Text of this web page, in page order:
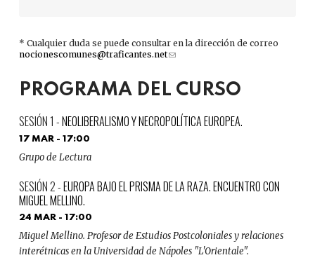
* Cualquier duda se puede consultar en la dirección de correo
nocionescomunes@traficantes.net(link
mail)
PROGRAMA DEL CURSO
NEOLIBERALISMO Y NECROPOLÍTICA EUROPEA.
17 MAR - 17:00
Grupo de Lectura
EUROPA BAJO EL PRISMA DE LA RAZA. ENCUENTRO CON
MIGUEL MELLINO.
24 MAR - 17:00
Miguel Mellino. Profesor de Estudios Postcoloniales y relaciones
interétnicas en la Universidad de Nápoles "L'Orientale".